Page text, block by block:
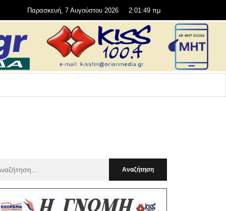
Παρασκευή, 7 Αυγούστου 2026 2:01:50 πμ